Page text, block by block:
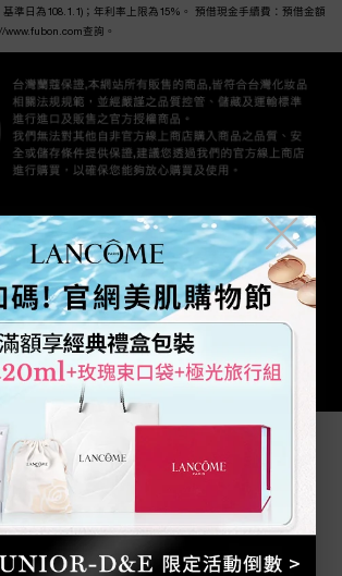
準日為108.1.1)；年利率上限為15%。 預借現金手續費：預借金額
查詢。
安全支付
優惠
週一至週五 9:30~18:00
專線: 0800-211-198
198
╳